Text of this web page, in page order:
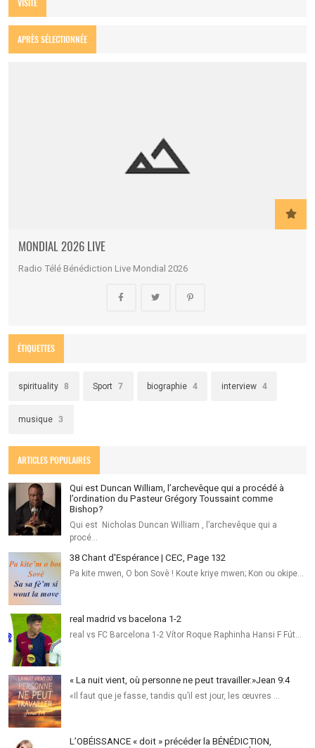
APRÈS SÉLECTIONNÉE
MONDIAL 2026 LIVE
Radio Télé Bénédiction Live Mondial 2026
ÉTIQUETTES
spirituality 8 Sport 7 biographie 4 interview 4
musique 3
ARTICLES POPULAIRES
Qui est Duncan William, l’archevêque qui a procédé à
l’ordination du Pasteur Grégory Toussaint comme
Bishop?
Qui est Nicholas Duncan William , l’archevêque qui a
procé…
38 Chant d'Espérance | CEC, Page 132
Pa kite mwen, O bon Sovè ! Koute kriye mwen; Kon ou okipe…
real madrid vs bacelona 1-2
real vs FC Barcelona 1-2 Vítor Roque Raphinha Hansi F Fút…
« La nuit vient, où personne ne peut travailler.»Jean‬ ‭9:4‬ ‭
«Il faut que je fasse, tandis qu’il est jour, les œuvres …
L’OBÉISSANCE « doit » précéder la BÉNÉDICTION,